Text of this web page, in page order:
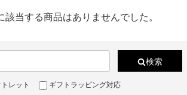
該当する商品はありませんでした。
検索
レット ギフトラッピング対応